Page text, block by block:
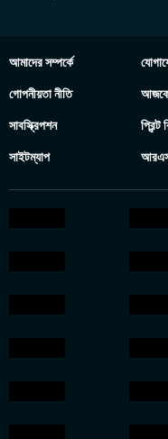
আমাদের সম্পর্কে
গোপনীয়তা নীতি
সাবস্ক্রিপশন প্রিন্ট
সাইটম্যাপ